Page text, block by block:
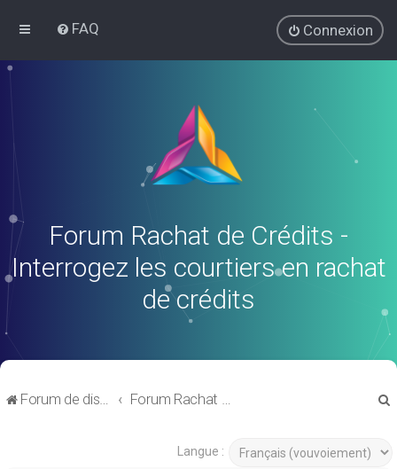
FAQ Connexion
Forum Rachat de Crédits -
Interrogez les courtiers en rachat
de crédits
Forum de discussions sur le Regroupement de Crédits et le Rachat de Crédits Forum Rachat de Crédits
Langue :